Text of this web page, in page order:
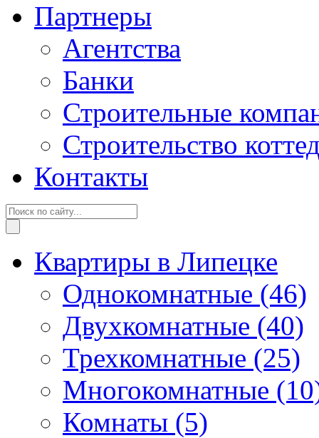
Партнеры
Агентства
Банки
Строительные
Строительство
Контакты
Квартиры в Липецке
Однокомнатные (46)
Двухкомнатные (40)
Трехкомнатные (25)
Многокомнатные
Комнаты (5)